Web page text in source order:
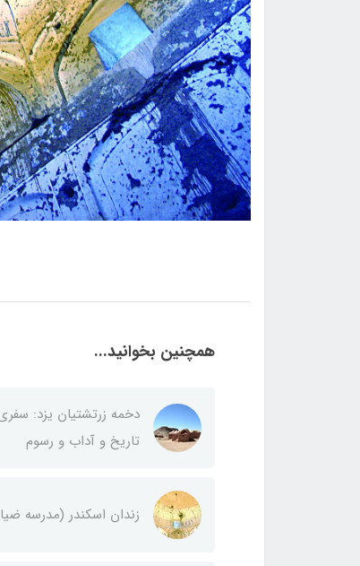
همچنین بخوانید...
دخمه زرتشتیان یزد:
تاریخ و آداب و رسوم
زندان اسکندر (مدرسه